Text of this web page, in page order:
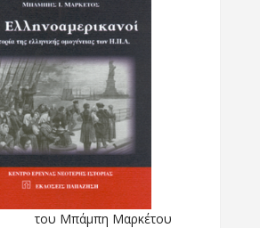
του Μπάμπη Μαρκέτου